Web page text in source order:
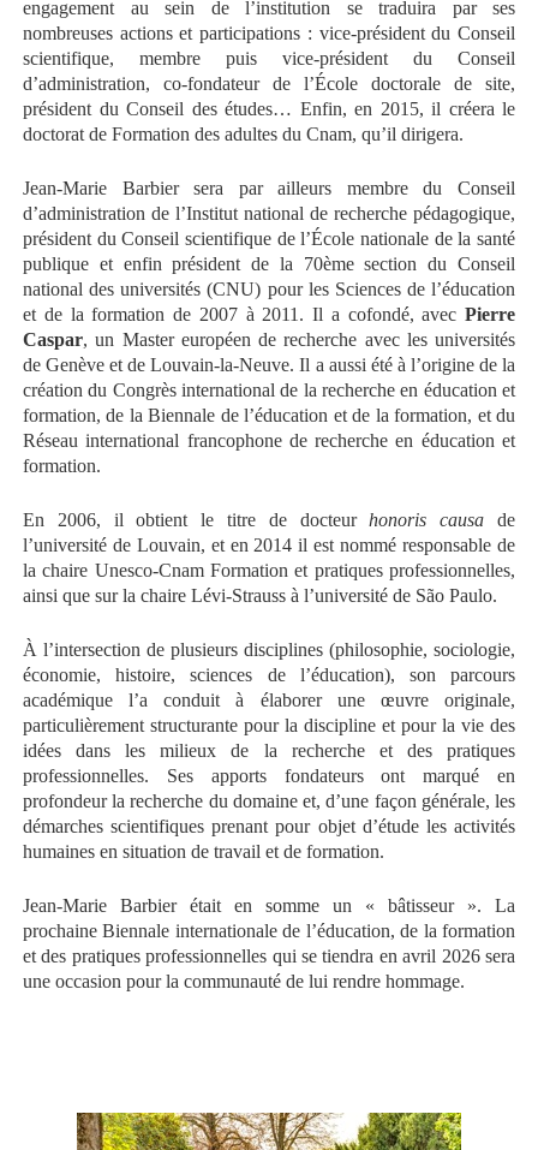
engagement au sein de l’institution se traduira par ses
nombreuses actions et participations : vice-président du Conseil
scientifique, membre puis vice-président du Conseil
d’administration, co-fondateur de l’École doctorale de site,
président du Conseil des études… Enfin, en 2015, il créera le
doctorat de Formation des adultes du Cnam, qu’il dirigera.
Jean-Marie Barbier sera par ailleurs membre du Conseil
d’administration de l’Institut national de recherche pédagogique,
président du Conseil scientifique de l’École nationale de la santé
publique et enfin président de la 70èmesection du Conseil
national des universités (CNU) pour les Sciences de l’éducation
et de la formation de 2007 à 2011. Il a cofondé, avec Pierre
Caspar, un Master européen de recherche avec les universités
de Genève et de Louvain-la-Neuve. Il a aussi été à l’origine de la
création du Congrès international de la recherche en éducation et
formation, de la Biennale de l’éducation et de la formation, et du
Réseau international francophone de recherche en éducation et
formation.
En 2006, il obtient le titre de docteurhonoris causa de
l’université de Louvain, et en 2014 il est nommé responsable de
la chaire Unesco-Cnam Formation et pratiques professionnelles,
ainsi que sur la chaire Lévi-Strauss à l’université de São Paulo.
À l’intersection de plusieurs disciplines (philosophie, sociologie,
économie, histoire, sciences de l’éducation), son parcours
académique l’a conduit à élaborer une œuvre originale,
particulièrement structurante pour la discipline et pour la vie des
idées dans les milieux de la recherche et des pratiques
professionnelles. Ses apports fondateurs ont marqué en
profondeur la recherche du domaine et, d’une façon générale, les
démarches scientifiques prenant pour objet d’étude les activités
humaines en situation de travail et de formation.
Jean-Marie Barbier était en somme un « bâtisseur ». La
prochaine Biennale internationale de l’éducation, de la formation
et des pratiques professionnelles qui se tiendra en avril 2026 sera
une occasion pour la communauté de lui rendre hommage.